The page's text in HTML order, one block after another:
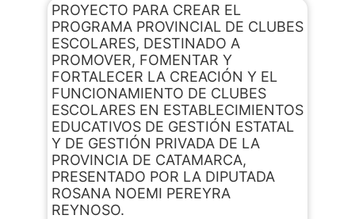
PROYECTO PARA CREAR EL
PROGRAMA PROVINCIAL DE CLUBES
ESCOLARES, DESTINADO A
PROMOVER, FOMENTAR Y
FORTALECER LA CREACIÓN Y EL
FUNCIONAMIENTO DE CLUBES
ESCOLARES EN ESTABLECIMIENTOS
EDUCATIVOS DE GESTIÓN ESTATAL
Y DE GESTIÓN PRIVADA DE LA
PROVINCIA DE CATAMARCA,
PRESENTADO POR LA DIPUTADA
ROSANA NOEMI PEREYRA
REYNOSO.